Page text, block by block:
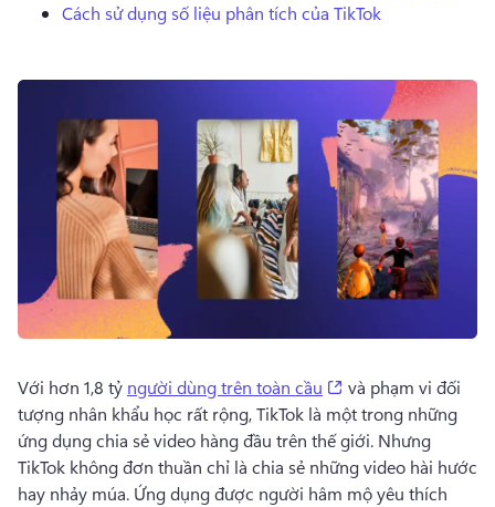
Cách sử dụng số liệu phân tích của TikTok
Với hơn 1,8 tỷ người dùng trên toàn cầu (opens in a new
và phạm vi đối
tượng nhân khẩu học rất rộng, TikTok là một trong những
ứng dụng chia sẻ video hàng đầu trên thế giới. Nhưng
TikTok không đơn thuần chỉ là chia sẻ những video hài hước
hay nhảy múa. Ứng dụng được người hâm mộ yêu thích